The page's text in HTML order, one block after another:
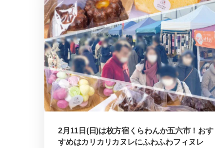
2月11日(日)は枚方宿くらわんか五六市！おす
すめはカリカリカヌレにふわふわフィヌレ